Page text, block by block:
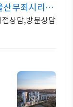
산무죄시리즈
상담,방문상담